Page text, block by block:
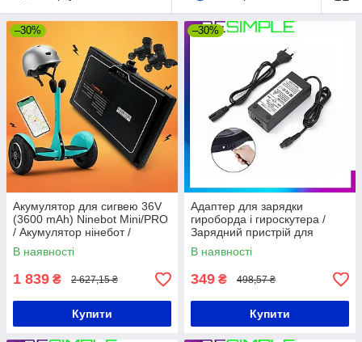
–30%
Акумулятор для сигвею 36V
(3600 mAh) Ninebot Mini/PRO
/ Акумулятор нінебот /
Акумуляторна батарея для
гіроскутера
В наявності
1 839 ₴ 2 627,15 ₴
Купити
–30%
Адаптер для зарядки
гироборда і гироскутера /
Зарядний пристрій для
гироборда і гироскутера
В наявності
349 ₴ 498,57 ₴
Купити